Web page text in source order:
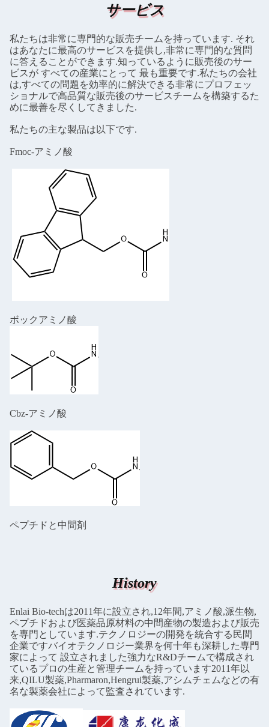
サービス
私たちは非常に専門的な販売チームを持っています. それ
はあなたに最高のサービスを提供し,非常に専門的な質問
に答えることができます.知っているように販売後のサー
ビスが すべての産業にとって 最も重要です.私たちの会社
は,すべての問題を効率的に解決できる非常にプロフェッ
ショナルで高品質な販売後のサービスチームを構築するた
めに最善を尽くしてきました.
私たちの主な製品は以下です.
Fmoc-アミノ酸
ボックアミノ酸
Cbz-アミノ酸
ペプチドと中間剤
History
Enlai Bio-techは2011年に設立され,12年間,アミノ酸,派生物,
ペプチドおよび医薬品原材料の中間産物の製造および販売
を専門としています.テクノロジーの開発を統合する民間
企業ですバイオテクノロジー業界を何十年も深耕した専門
家によって 設立されました強力なR&Dチームで構成され
ているプロの生産と管理チームを持っています2011年以
来,QILU製薬,Pharmaron,Hengrui製薬,アシムチェムなどの有
名な製薬会社によって監査されています.